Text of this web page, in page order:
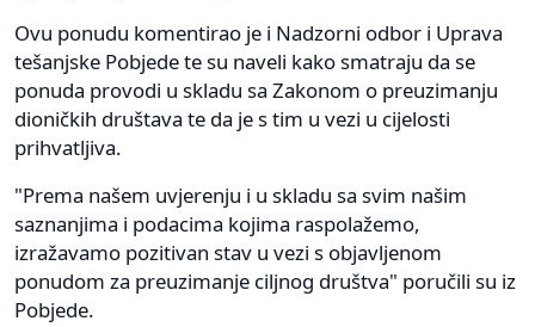
Ovu ponudu komentirao je i Nadzorni odbor i Uprava
tešanjske Pobjede te su naveli kako smatraju da se
ponuda provodi u skladu sa Zakonom o preuzimanju
dioničkih društava te da je s tim u vezi u cijelosti
prihvatljiva.
"Prema našem uvjerenju i u skladu sa svim našim
saznanjima i podacima kojima raspolažemo,
izražavamo pozitivan stav u vezi s objavljenom
ponudom za preuzimanje ciljnog društva" poručili su iz
Pobjede.